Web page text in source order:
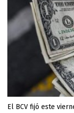
El BCV fijó este